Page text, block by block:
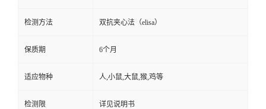
检测方法 双抗夹心法（elisa）
保质期 6个月
适应物种 人,小鼠,大鼠,猴,鸡等
检测限 详见说明书